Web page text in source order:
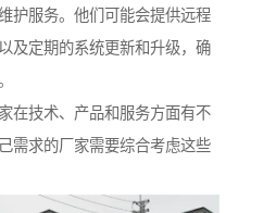
护服务。他们可能会提供远程
及定期的系统更新和升级，确
在技术、产品和服务方面有不
需求的厂家需要综合考虑这些